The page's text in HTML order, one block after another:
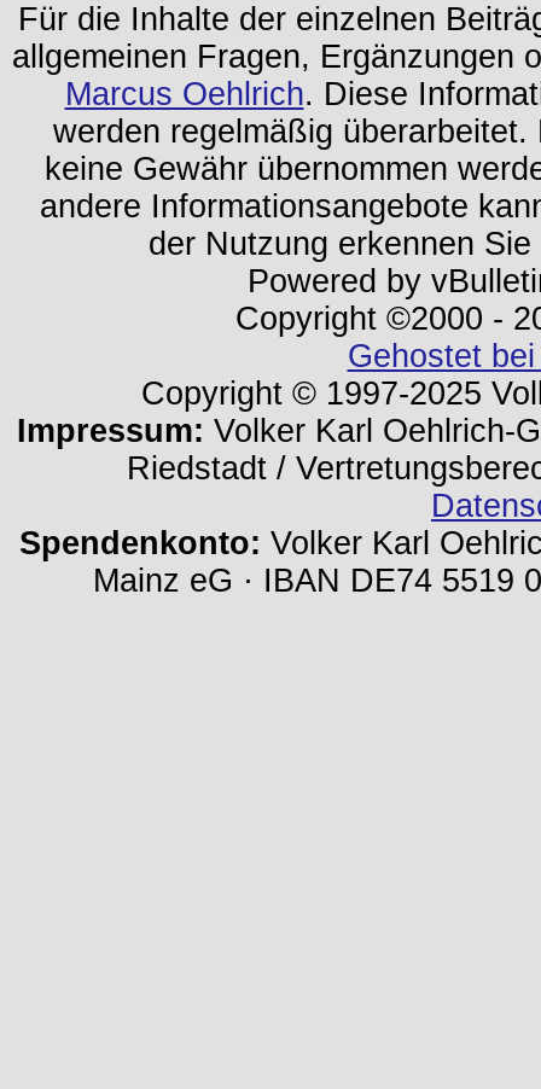
Für die Inhalte der einzelnen
allgemeinen Fragen, Ergänzungen
Marcus Oehlrich. Diese
werden regelmäßig
keine Gewähr übernommen
andere Informationsangebote
der Nutzung erkennen
Powered by
Copyright ©2000 -
Gehostet
Copyright © 1997-2025
Impressum: Volker Karl Oehlrich-
Riedstadt /
Spendenkonto: Volker Karl
Mainz eG · IBAN DE74 5519